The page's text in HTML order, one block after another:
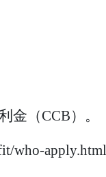
金（CCB）。
who-apply.html